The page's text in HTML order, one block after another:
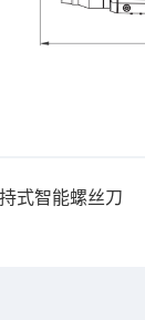
式智能螺丝刀